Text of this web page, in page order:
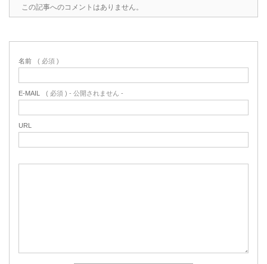
この記事へのコメントはありません。
名前 ( 必須 )
E-MAIL ( 必須 ) - 公開されません -
URL